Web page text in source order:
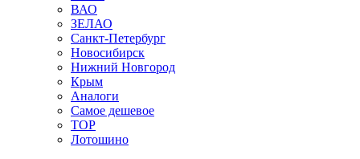
ВАО
ЗЕЛАО
Санкт-Петербург
Новосибирск
Нижний Новгород
Крым
Аналоги
Самое дешевое
TOP
Лотошино